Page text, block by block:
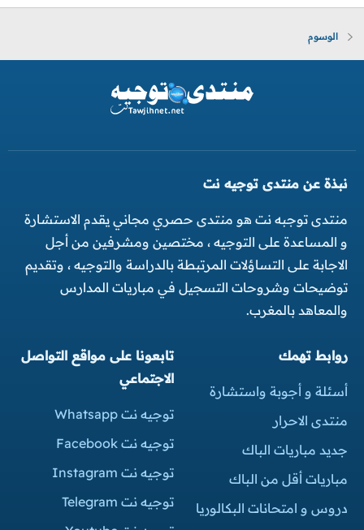
الوسوم
نبذة عن منتدى توجيه نت
منتدى توجبه نت هو منتدى حصري مجاني يقدم الاستشارة
و المساعدة على التوجيه ، مختصين ومشرفين من أجل
الاجابة على التساؤلات المرتبطة بالدراسة والتوجيه ، وتقديم
توضيحات وشروحات التسجيل في مباريات المدارس
والمعاهد بالمغرب.
روابط تهمك
أسئلة و أجوبة واستشارة
منتدى الاحرار
جديد مباريات الباك
مباريات أقل من الباك
دروس و امتحانات البكالوريا
تابعونا على مواقع التواصل
الاجتماعي
توجيه نت Whatsapp
توجيه نت Facebook
توجيه نت Instagram
توجيه نت Telegram